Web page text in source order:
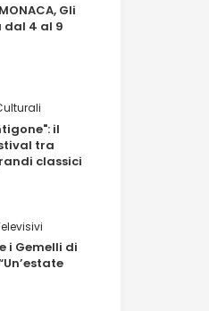
Gli
dal 4 al 9
il
tra
classici
i Gemelli di